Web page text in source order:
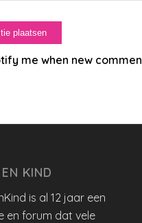
me when new
KIND
is al 12 jaar een
en forum dat vele